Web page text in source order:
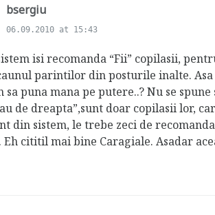
bsergius
a
s
:
06.09.2010 at 15:43
isi recomanda “Fii” copilasii,
parintilor din posturile inalte.
sa puna mana pe putere..? Nu se
de dreapta”,sunt doar copilasii lor,
din sistem, le trebe zeci de
Eh cititil mai bine Caragiale. Asadar